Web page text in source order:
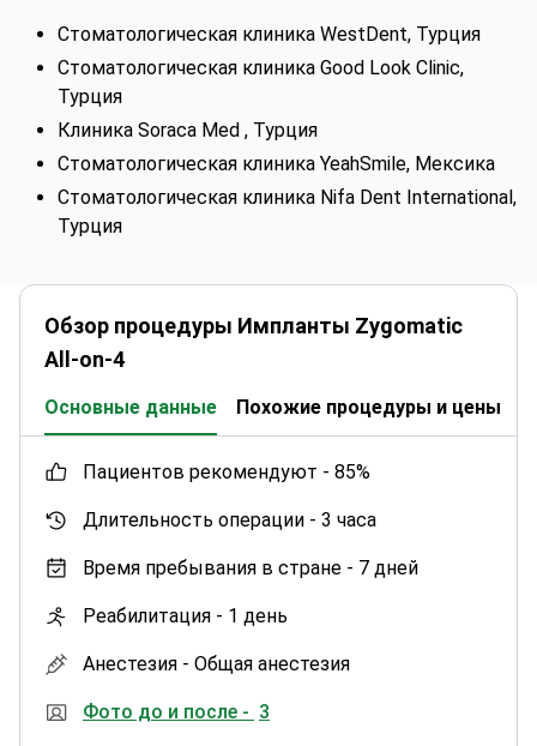
Стоматологическая клиника WestDent, Турция
Стоматологическая клиника Good Look Clinic,
Турция
Клиника Soraca Med , Турция
Стоматологическая клиника YeahSmile, Мексика
Стоматологическая клиника Nifa Dent International,
Турция
Обзор процедуры Импланты Zygomatic
All-on-4
Основные данные Похожие процедуры и цены
пациентов рекомендуют - 85%
Длительность операции - 3 часа
Время пребывания в стране - 7 дней
Реабилитация - 1 день
Анестезия - Общая анестезия
Фото до и после - 3